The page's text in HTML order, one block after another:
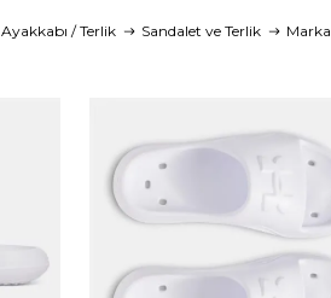
Ayakkabı / Terlik Sandalet ve Terlik Marka